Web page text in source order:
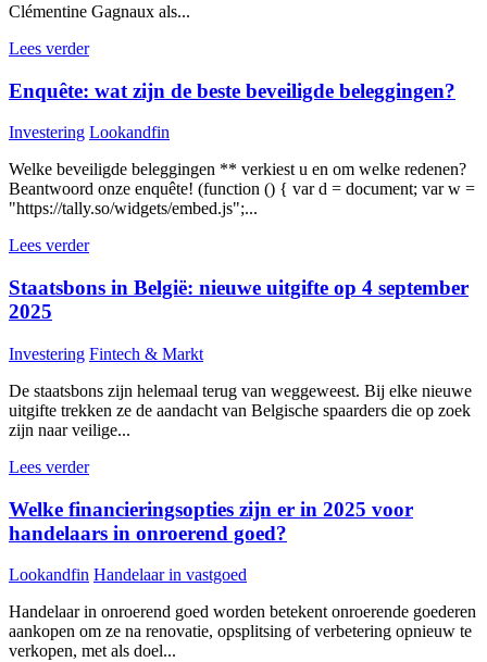
Clémentine Gagnaux als...
Lees verder
Enquête: wat zijn de beste beveiligde beleggingen?
Investering Lookandfin
Welke beveiligde beleggingen ** verkiest u en om welke redenen?
Beantwoord onze enquête! (function () { var d = document; var w =
"https://tally.so/widgets/embed.js";...
Lees verder
Staatsbons in België: nieuwe uitgifte op 4 september
2025
Investering Fintech & Markt
De staatsbons zijn helemaal terug van weggeweest. Bij elke nieuwe
uitgifte trekken ze de aandacht van Belgische spaarders die op zoek
zijn naar veilige...
Lees verder
Welke financieringsopties zijn er in 2025 voor
handelaars in onroerend goed?
Lookandfin Handelaar in vastgoed
Handelaar in onroerend goed worden betekent onroerende goederen
aankopen om ze na renovatie, opsplitsing of verbetering opnieuw te
verkopen, met als doel...